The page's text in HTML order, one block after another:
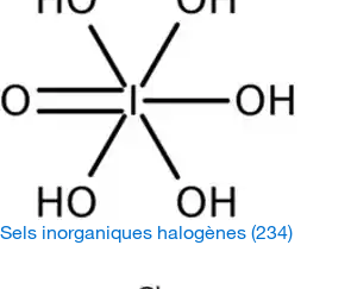
Sels inorganiques halogènes (234)